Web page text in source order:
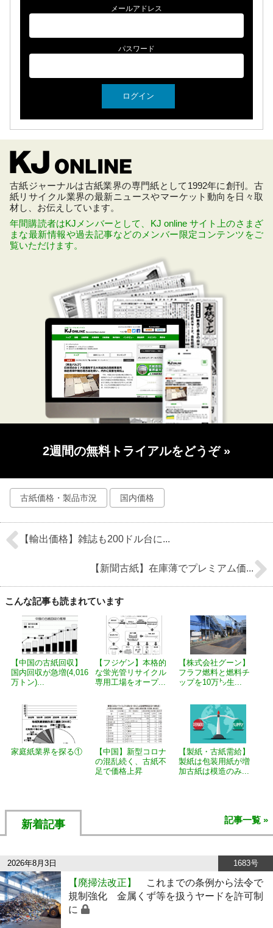
メールアドレス
パスワード
古紙ジャーナルは古紙業界の専門紙として1992年に創刊。古
紙リサイクル業界の最新ニュースやマーケット動向を日々取
材し、お伝えしています。
年間購読者はKJメンバーとして、KJ online サイト上のさまざ
まな最新情報や過去記事などのメンバー限定コンテンツをご
覧いただけます。
2週間の無料トライアルをどうぞ »
古紙価格・製品市況 国内価格
【輸出価格】雑誌も200ドル台に...
【新聞古紙】在庫薄でプレミアム価...
こんな記事も読まれています
【中国の古紙回収】
国内回収が急増(4,016
万トン)...
【フジゲン】本格的
な蛍光管リサイクル
専用工場をオープ...
【株式会社グーン】
フラフ燃料と燃料チ
ップを10万㌧生...
家庭紙業界を探る①
【中国】新型コロナ
の混乱続く、古紙不
足で価格上昇
【製紙・古紙需給】
製紙は包装用紙が増
加古紙は模造のみ...
新着記事 記事一覧 »
2026年8月3日 1683号
【廃掃法改正】
これまでの条例から法令で
規制強化 金属くず等を扱うヤードを許可制
に